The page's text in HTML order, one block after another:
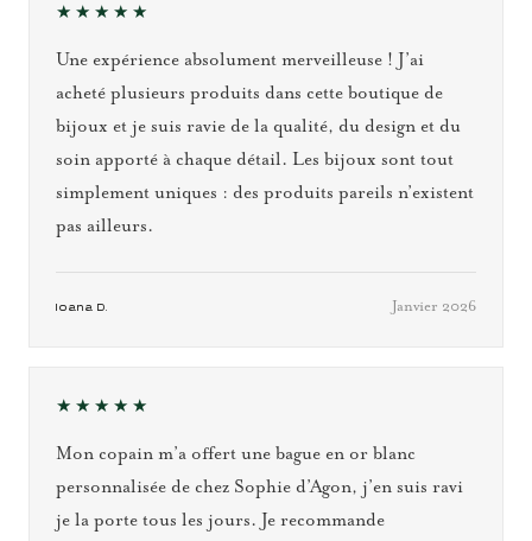
★★★★★
Une expérience absolument merveilleuse ! J’ai
acheté plusieurs produits dans cette boutique de
bijoux et je suis ravie de la qualité, du design et du
soin apporté à chaque détail. Les bijoux sont tout
simplement uniques : des produits pareils n’existent
pas ailleurs.
Ioana D. Janvier 2026
★★★★★
Mon copain m’a offert une bague en or blanc
personnalisée de chez Sophie d’Agon, j’en suis ravi
je la porte tous les jours. Je recommande